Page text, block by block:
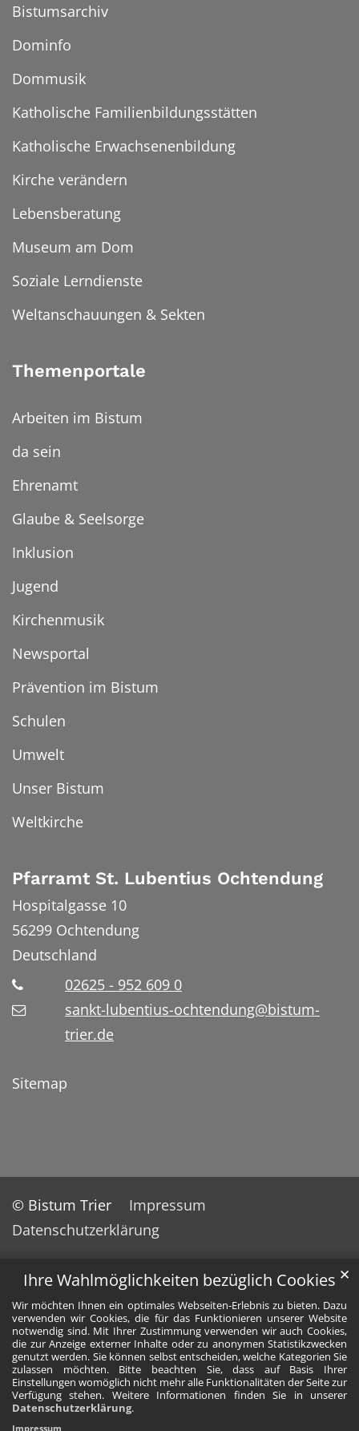
Ihre Wahlmöglichkeiten bezüglich Cookies
Wir möchten Ihnen ein optimales Webseiten-Erlebnis zu bieten. Dazu
verwenden wir Cookies, die für das Funktionieren unserer Website
notwendig sind. Mit Ihrer Zustimmung verwenden wir auch Cookies,
die zur Anzeige externer Inhalte oder zu anonymen Statistikzwecken
genutzt werden. Sie können selbst entscheiden, welche Kategorien Sie
zulassen möchten. Bitte beachten Sie, dass auf Basis Ihrer
Einstellungen womöglich nicht mehr alle Funktionalitäten der Seite zur
Verfügung stehen. Weitere Informationen finden Sie in unserer
Datenschutzerklärung.
✕
Impressum
Bistumsarchiv
Dominfo
Dommusik
Katholische Familienbildungsstätten
Katholische Erwachsenenbildung
Kirche verändern
Lebensberatung
Museum am Dom
Soziale Lerndienste
Weltanschauungen & Sekten
Themenportale
Arbeiten im Bistum
da sein
Ehrenamt
Glaube & Seelsorge
Inklusion
Jugend
Kirchenmusik
Newsportal
Prävention im Bistum
Schulen
Umwelt
Unser Bistum
Weltkirche
Pfarramt St. Lubentius Ochtendung
Hospitalgasse 10
56299 Ochtendung
Deutschland
02625 - 952 609 0
sankt-lubentius-ochtendung@bistum-
trier.de
Sitemap
© Bistum Trier
Impressum
Datenschutzerklärung